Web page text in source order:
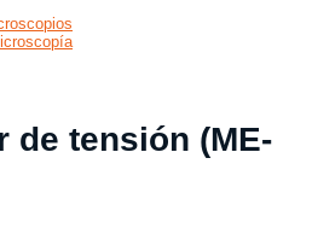
de tensión (ME-